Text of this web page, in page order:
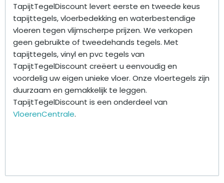
TapijtTegelDiscount levert eerste en tweede keus
tapijttegels, vloerbedekking en waterbestendige
vloeren tegen vlijmscherpe prijzen. We verkopen
geen gebruikte of tweedehands tegels. Met
tapijttegels, vinyl en pvc tegels van
TapijtTegelDiscount creëert u eenvoudig en
voordelig uw eigen unieke vloer. Onze vloertegels zijn
duurzaam en gemakkelijk te leggen.
TapijtTegelDiscount is een onderdeel van
VloerenCentrale.